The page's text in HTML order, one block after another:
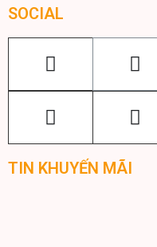
SOCIAL
TIN KHUYẾN MÃI